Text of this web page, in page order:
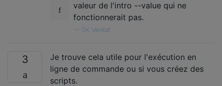
valeur de l'intro --value qui ne
fonctionnerait pas.
SK Venkat
3
Je trouve cela utile pour l'exécution en
ligne de commande ou si vous créez des
scripts.